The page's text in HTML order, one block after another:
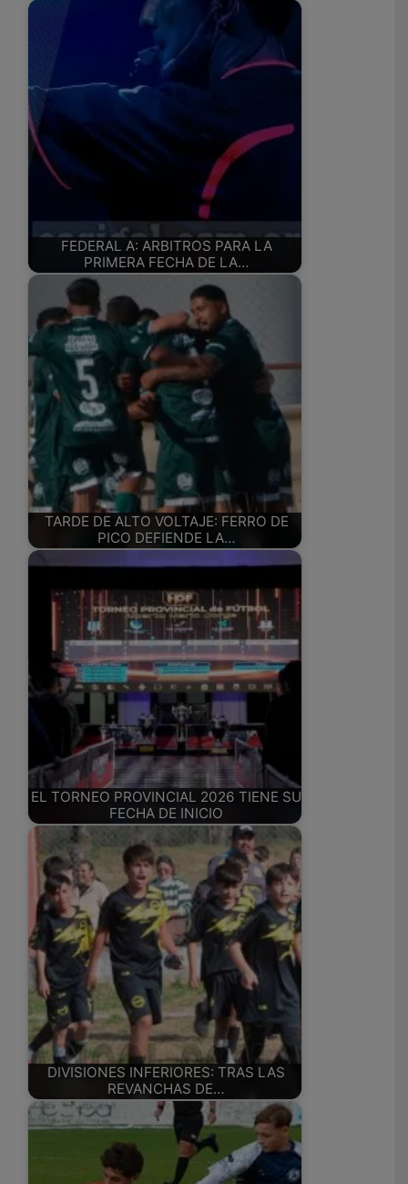
FEDERAL A: ARBITROS PARA LA
PRIMERA FECHA DE LA…
TARDE DE ALTO VOLTAJE: FERRO DE
PICO DEFIENDE LA…
EL TORNEO PROVINCIAL 2026 TIENE SU
FECHA DE INICIO
DIVISIONES INFERIORES: TRAS LAS
REVANCHAS DE…